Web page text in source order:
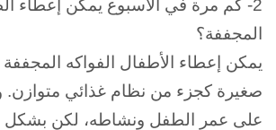
2- كم مرة في الأسبوع يمكن إعطاء
المجففة؟
يمكن إعطاء الأطفال الفواكه المجففة
صغيرة كجزء من نظام غذائي متوازن.
على عمر الطفل ونشاطه، لكن بشكل